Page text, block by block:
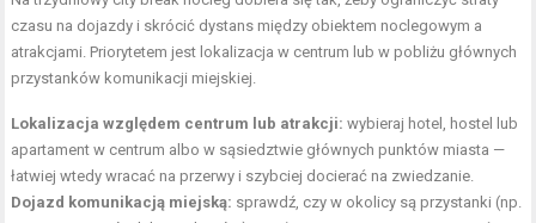
czasu na dojazdy i skrócić dystans między obiektem noclegowym a
atrakcjami. Priorytetem jest lokalizacja w centrum lub w pobliżu głównych
przystanków komunikacji miejskiej.
Lokalizacja względem centrum lub atrakcji: wybieraj hotel, hostel lub
apartament w centrum albo w sąsiedztwie głównych punktów miasta —
łatwiej wtedy wracać na przerwy i szybciej docierać na zwiedzanie.
Dojazd komunikacją miejską: sprawdź, czy w okolicy są przystanki (np.